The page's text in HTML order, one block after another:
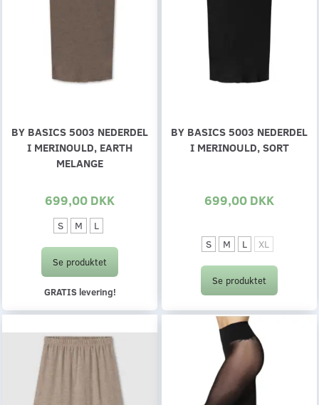
BY BASICS 5003 NEDERDEL
I MERINOULD, EARTH
MELANGE
699,00 DKK
S M L
Se produktet
GRATIS levering!
BY BASICS 5003 NEDERDEL
I MERINOULD, SORT
699,00 DKK
S M L XL
Se produktet